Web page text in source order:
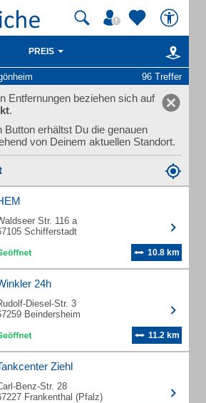
PREIS
96 Treffer
Entfernungen beziehen sich auf
.
Button erhältst Du die genauen
von Deinem aktuellen Standort.
Str. 116 a
Schifferstadt
10.8 km
24h
Diesel-Str. 3
Beindersheim
11.2 km
Ziehl
Benz-Str. 28
Frankenthal (Pfalz)